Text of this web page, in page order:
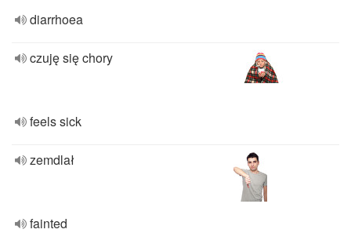
diarrhoea
czuję się chory
feels sick
zemdlał
fainted